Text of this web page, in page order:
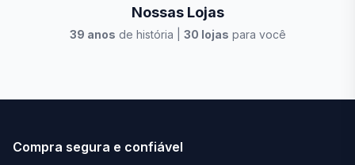
Nossas Lojas
39 anos de história | 30 lojas para você
Compra segura e confiável